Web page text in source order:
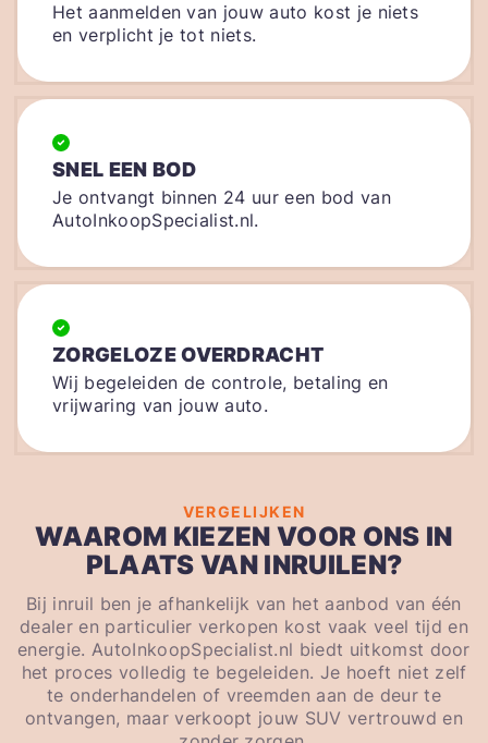
Het aanmelden van jouw auto kost je niets
en verplicht je tot niets.
SNEL EEN BOD
Je ontvangt binnen 24 uur een bod van
AutoInkoopSpecialist.nl.
ZORGELOZE OVERDRACHT
Wij begeleiden de controle, betaling en
vrijwaring van jouw auto.
VERGELIJKEN
WAAROM KIEZEN VOOR ONS IN
PLAATS VAN INRUILEN?
Bij inruil ben je afhankelijk van het aanbod van één
dealer en particulier verkopen kost vaak veel tijd en
energie. AutoInkoopSpecialist.nl biedt uitkomst door
het proces volledig te begeleiden. Je hoeft niet zelf
te onderhandelen of vreemden aan de deur te
ontvangen, maar verkoopt jouw SUV vertrouwd en